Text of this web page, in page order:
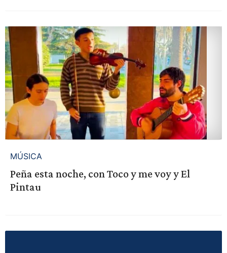
MÚSICA
Peña esta noche, con Toco y me voy y El
Pintau